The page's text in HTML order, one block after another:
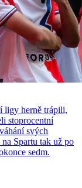
ligy herně trápili,
stoprocentní
svých
Spartu tak už po
sedm.